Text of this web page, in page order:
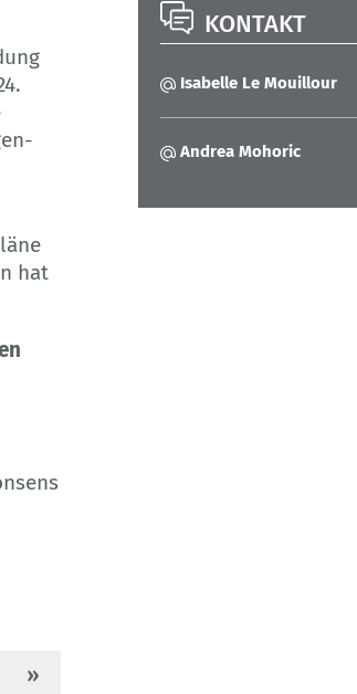
hat
KONTAKT
Isabelle Le Mouillour
Andrea Mohoric